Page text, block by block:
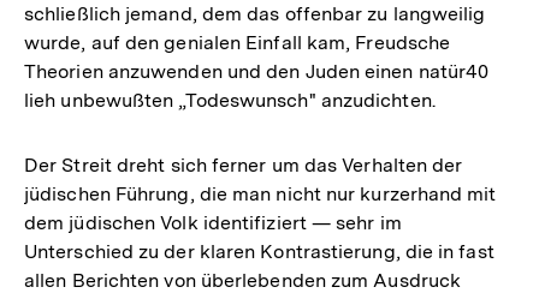
schließlich jemand, dem das offenbar zu langweilig
wurde, auf den genialen Einfall kam, Freudsche
Theorien anzuwenden und den Juden einen natür40
lieh unbewußten „Todeswunsch" anzudichten.
Der Streit dreht sich ferner um das Verhalten der
jüdischen Führung, die man nicht nur kurzerhand mit
dem jüdischen Volk identifiziert — sehr im
Unterschied zu der klaren Kontrastierung, die in fast
allen Berichten von überlebenden zum Ausdruck